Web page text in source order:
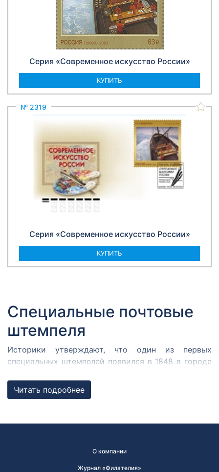
Серия «Современное искусство России»
КУПИТЬ
№ 2319
Серия «Современное искусство России»
КУПИТЬ
Специальные почтовые
штемпеля
Историки утверждают, что один из первых
специальных штемпелей появился в 1848 в городе
собрался Кромержижский парламент.
Парламентарии решили отметить его работу
В России первым специальным штемпелем принято
считать почтовый штемпель Политехнической
Читать подробнее
О компании
Журнал «Филателия»